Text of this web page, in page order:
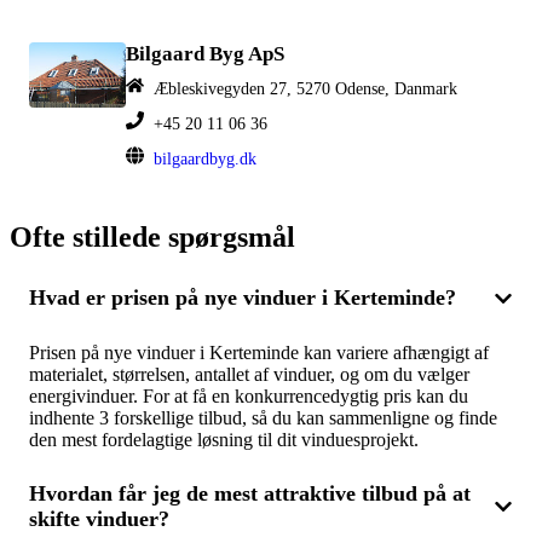
Bilgaard Byg ApS
Æbleskivegyden 27, 5270 Odense, Danmark
+45 20 11 06 36
bilgaardbyg.dk
Ofte stillede spørgsmål
Hvad er prisen på nye vinduer i Kerteminde?
Prisen på nye vinduer i Kerteminde kan variere afhængigt af
materialet, størrelsen, antallet af vinduer, og om du vælger
energivinduer. For at få en konkurrencedygtig pris kan du
indhente 3 forskellige tilbud, så du kan sammenligne og finde
den mest fordelagtige løsning til dit vinduesprojekt.
Hvordan får jeg de mest attraktive tilbud på at
skifte vinduer?